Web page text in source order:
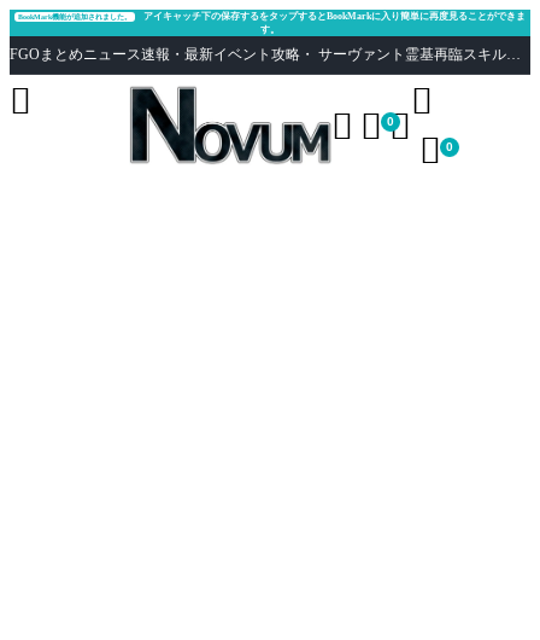
BookMark機能が追加されました。
アイキャッチ下の保存するをタップするとBookMarkに入り簡単に再度見ることができま
す。
FGOまとめニュース速報・最新イベント攻略・ サーヴァント霊基再臨スキル性能評価まとめ Fate/Grand Order
  0

 0
